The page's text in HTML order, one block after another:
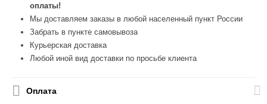
оплаты!
Мы доставляем заказы в любой населенный пункт России
Забрать в пункте самовывоза
Курьерская доставка
Любой иной вид доставки по просьбе клиента
Оплата